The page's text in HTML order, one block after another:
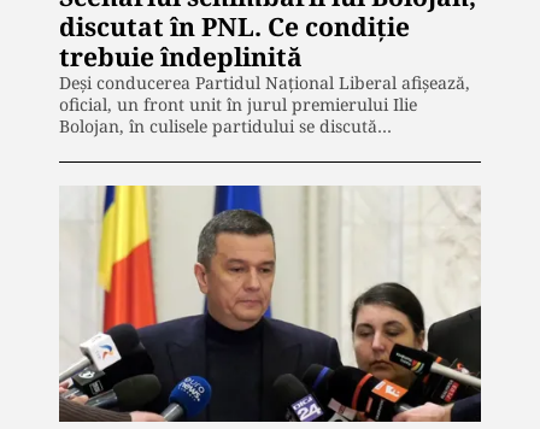
discutat în PNL. Ce condiție
trebuie îndeplinită
Deși conducerea Partidul Național Liberal afișează,
oficial, un front unit în jurul premierului Ilie
Bolojan, în culisele partidului se discută…